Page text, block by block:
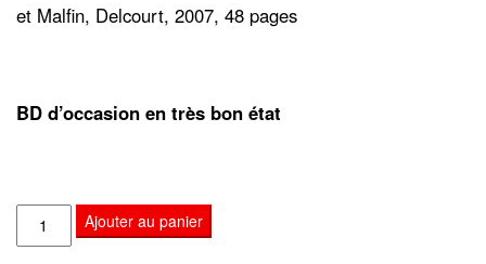
et Malfin, Delcourt, 2007, 48 pages
BD d’occasion en très bon état
quantité
de
Ajouter au panier